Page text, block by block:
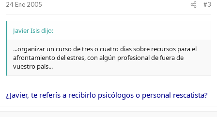
24 Ene 2005 #3
Javier Isis dijo:
...organizar un curso de tres o cuatro dias sobre recursos para el
afrontamiento del estres, con algún profesional de fuera de
vuestro país...
¿Javier, te referís a recibirlo psicólogos o personal rescatista?